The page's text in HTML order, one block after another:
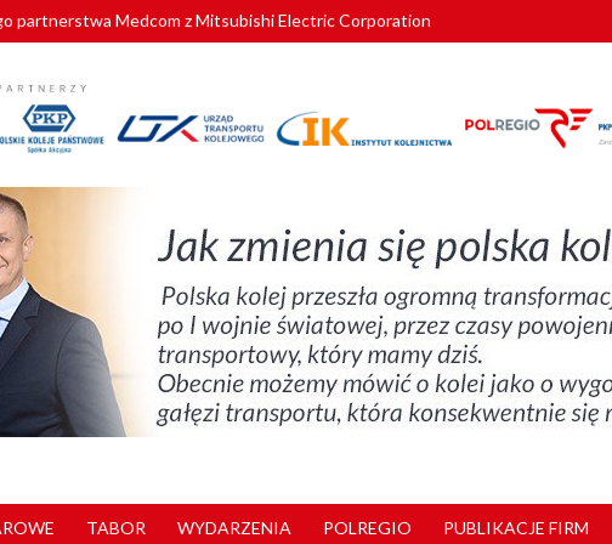
partnerstwa Medcom z Mitsubishi Electric Corporation
„Lata na Dolnym Śląsku”. We Wrocławiu rusza weekend pełen regionalnych
znów szuka dostawcy nowych EZT
kolejowych w północnej Wielkopolsce. Łatwiejsze dojazdy do pracy i szkoły
nowe standardy kategoryzacji dworców
TABOR WYDARZENIA POLREGIO PUBLIKACJE FIRM